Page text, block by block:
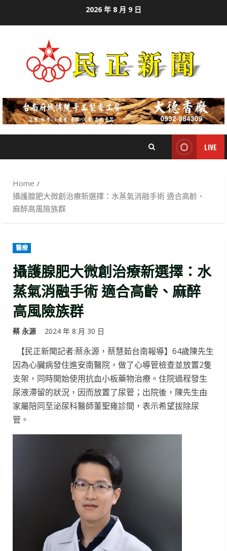
2026 年 8 月 9 日
LIVE
Home
攝護腺肥大微創治療新選擇：水蒸氣消融手術 適合高齡、
麻醉高風險族群
醫療
攝護腺肥大微創治療新選擇：水
蒸氣消融手術 適合高齡、麻醉
高風險族群
蔡 永源 2024 年 8 月 30 日
【民正新聞記者:蔡永源，蔡慧茹台南報導】64歲陳先生
因為心臟病發住進安南醫院，做了心導管檢查並放置2隻
支架，同時開始使用抗血小板藥物治療。住院過程發生
尿液滯留的狀況，因而放置了尿管；出院後，陳先生由
家屬陪同至泌尿科醫師董聖雍診間，表示希望拔除尿
管。